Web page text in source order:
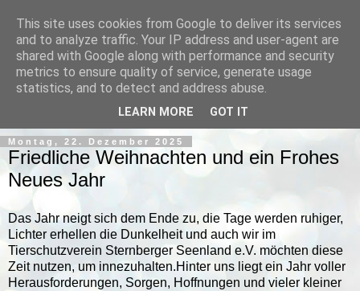
Montag, 22. Dezember 2025
Friedliche Weihnachten und ein Frohes
Neues Jahr
Das Jahr neigt sich dem Ende zu, die Tage werden ruhiger,
Lichter erhellen die Dunkelheit und auch wir im
Tierschutzverein Sternberger Seenland e.V. möchten diese
Zeit nutzen, um innezuhalten.Hinter uns liegt ein Jahr voller
Herausforderungen, Sorgen, Hoffnungen und vieler kleiner
This site uses cookies from Google to deliver its services
and to analyze traffic. Your IP address and user-agent are
shared with Google along with performance and security
metrics to ensure quality of service, generate usage
statistics, and to detect and address abuse.
LEARN MORE GOT IT